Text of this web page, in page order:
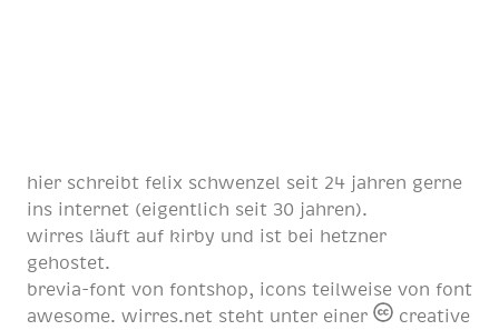
hier schreibt felix schwenzel seit 24 jahren gerne
ins internet (eigentlich seit 30 jahren).
wirres läuft auf kirby und ist bei hetzner
gehostet.
brevia-font von fontshop, icons teilweise von font
awesome. wirres.net steht unter einer
creative